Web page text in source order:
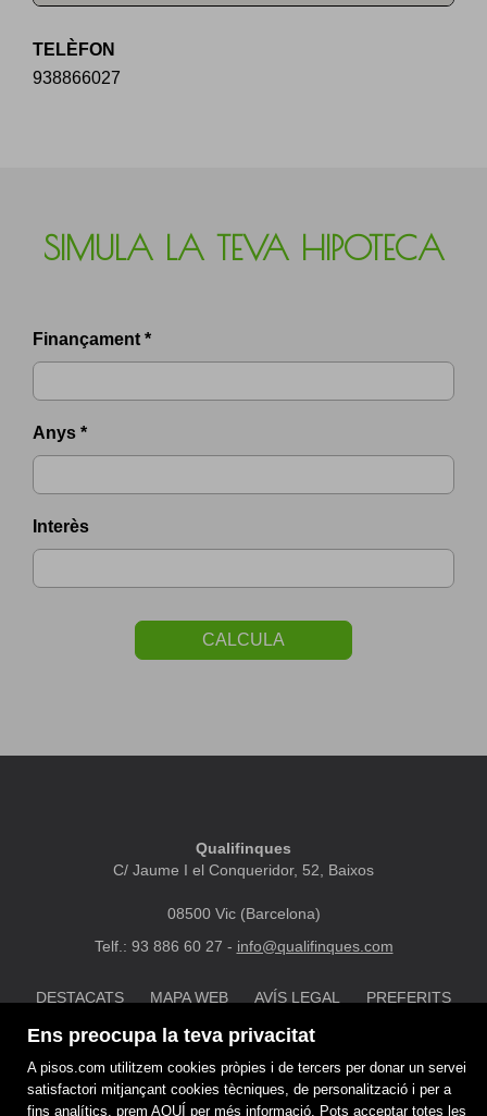
Ens preocupa la teva privacitat
A pisos.com utilitzem cookies pròpies i de tercers per donar un servei
satisfactori mitjançant cookies tècniques, de personalització i per a
fins analítics. prem AQUÍ per més informació. Pots acceptar totes les
TELÈFON
938866027
SIMULA LA TEVA HIPOTECA
Finançament *
Anys *
Interès
CALCULA
Qualifinques
C/ Jaume I el Conqueridor, 52, Baixos
08500 Vic (Barcelona)
Telf.: 93 886 60 27 - info@qualifinques.com
DESTACATS MAPA WEB AVÍS LEGAL
PREFERITS